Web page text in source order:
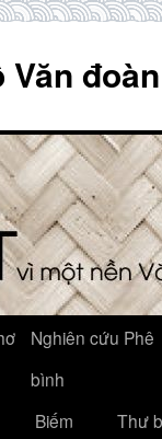
Văn
Nghiên cứu Phê
bình
Biếm
Thư